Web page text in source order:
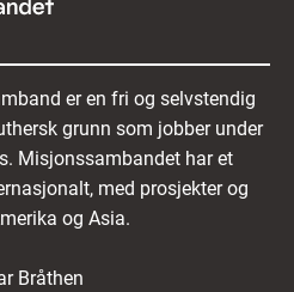
er en fri og selvstendig
grunn som jobber under
Misjonssambandet har et
med prosjekter og
og Asia.
Bråthen